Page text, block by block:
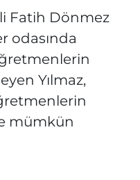
Fatih Dönmez
odasında
Yılmaz,
mümkün